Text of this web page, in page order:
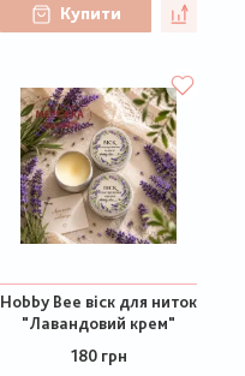
Купити
Hobby Bee віск для ниток
"Лавандовий крем"
180 грн